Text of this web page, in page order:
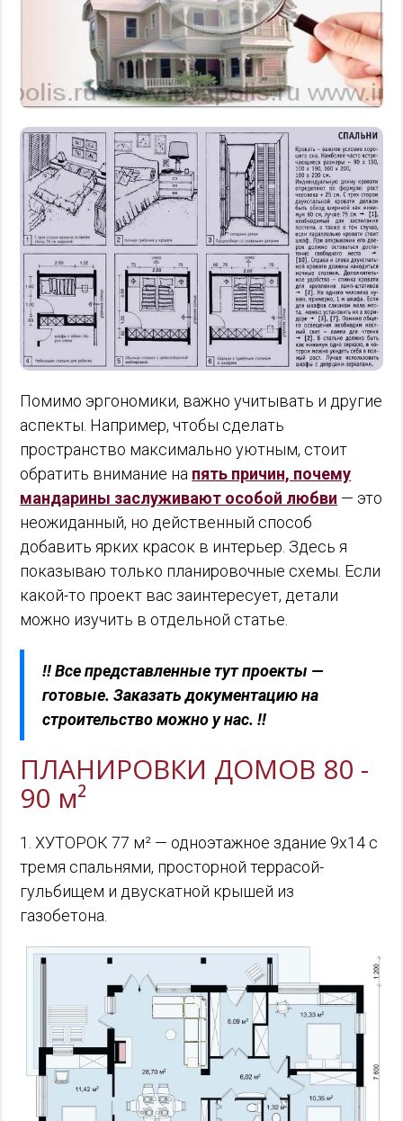
Помимо эргономики, важно учитывать и другие
аспекты. Например, чтобы сделать
пространство максимально уютным, стоит
обратить внимание на пять причин, почему
мандарины заслуживают особой любви — это
неожиданный, но действенный способ
добавить ярких красок в интерьер. Здесь я
показываю только планировочные схемы. Если
какой-то проект вас заинтересует, детали
можно изучить в отдельной статье.
!! Все представленные тут проекты —
готовые. Заказать документацию на
строительство можно у нас. !!
ПЛАНИРОВКИ ДОМОВ 80 -
90 м²
1. ХУТОРОК 77 м² — одноэтажное здание 9х14 с
тремя спальнями, просторной террасой-
гульбищем и двускатной крышей из
газобетона.